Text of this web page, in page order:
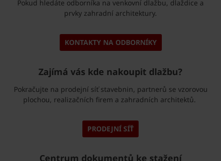
Pokud hledáte odborníka na venkovní dlažbu, dlaždice a
prvky zahradní architektury.
KONTAKTY NA ODBORNÍKY
Zajímá vás kde nakoupit dlažbu?
Pokračujte na prodejní síť stavebnin, partnerů se vzorovou
plochou, realizačních firem a zahradních architektů.
PRODEJNÍ SÍŤ
Centrum dokumentů ke stažení